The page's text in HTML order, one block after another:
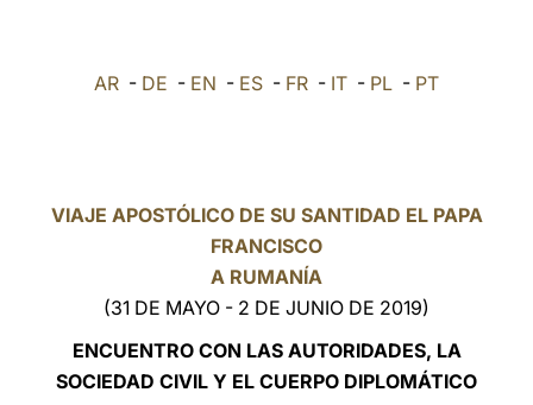
العربيّة AR - DE - EN - ES - FR - IT - PL - PT
VIAJE APOSTÓLICO DE SU SANTIDAD EL PAPA
FRANCISCO
A RUMANÍA
(31 DE MAYO - 2 DE JUNIO DE 2019)
ENCUENTRO CON LAS AUTORIDADES, LA
SOCIEDAD CIVIL Y EL CUERPO DIPLOMÁTICO